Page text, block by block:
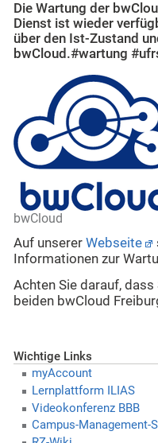
Die Wartung der
Dienst ist wieder
über den Ist-Zustand
bwCloud.#wartung
bwCloud
Auf unserer Webseite
Informationen zur
Achten Sie darauf,
beiden bwCloud
Wichtige Links
myAccount
Lernplattform ILIAS
Videokonferenz BBB
Campus-Management-